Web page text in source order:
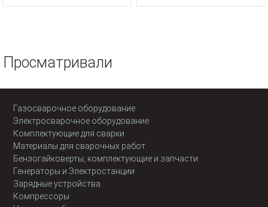
Просматривали
Газосварочное оборудование
Электросварочное оборудование
Комплектующие для сварки
Материалы для сварочных работ
Бензогайковерты, комплектующие и запчасти
Генераторы и Электростанции
Зарядные устройства
Компрессоры